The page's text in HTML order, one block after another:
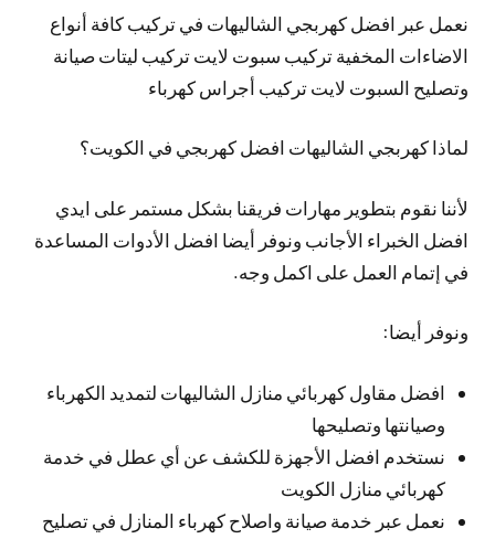
نعمل عبر افضل كهربجي الشاليهات في تركيب كافة أنواع
الاضاءات المخفية تركيب سبوت لايت تركيب ليتات صيانة
وتصليح السبوت لايت تركيب أجراس كهرباء
لماذا كهربجي الشاليهات افضل كهربجي في الكويت؟
لأننا نقوم بتطوير مهارات فريقنا بشكل مستمر على ايدي
افضل الخبراء الأجانب ونوفر أيضا افضل الأدوات المساعدة
في إتمام العمل على اكمل وجه.
ونوفر أيضا:
افضل مقاول كهربائي منازل الشاليهات لتمديد الكهرباء
وصيانتها وتصليحها
نستخدم افضل الأجهزة للكشف عن أي عطل في خدمة
كهربائي منازل الكويت
نعمل عبر خدمة صيانة واصلاح كهرباء المنازل في تصليح